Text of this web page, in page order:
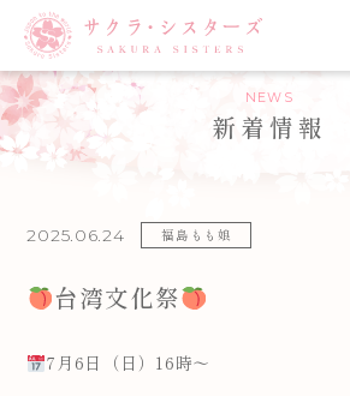
NEWS
新着情報
台湾文化祭
投稿日:
2025.06.24 カテゴリ:
福島もも娘
7月6日（日）16時～